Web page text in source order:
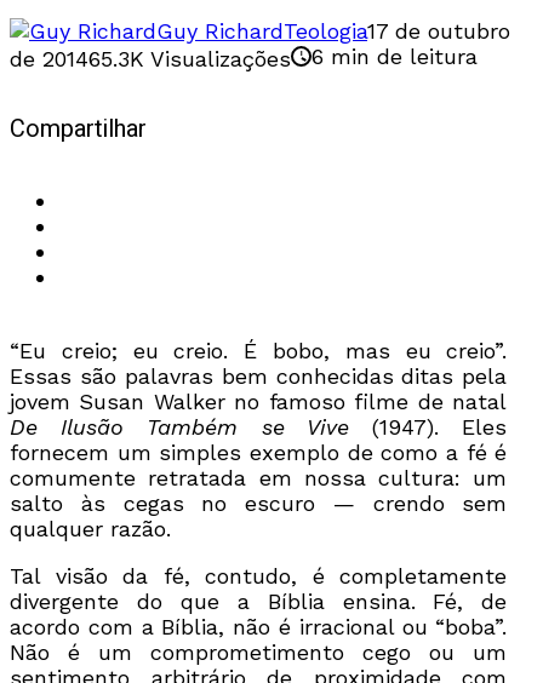
Guy RichardTeologia17 de outubro
de 201465.3K Visualizações 6 min de leitura
Compartilhar
“Eu creio; eu creio. É bobo, mas eu creio”.
Essas são palavras bem conhecidas ditas pela
jovem Susan Walker no famoso filme de natal
De Ilusão Também se Vive(1947). Eles
fornecem um simples exemplo de como a fé é
comumente retratada em nossa cultura: um
salto às cegas no escuro — crendo sem
qualquer razão.
Tal visão da fé, contudo, é completamente
divergente do que a Bíblia ensina. Fé, de
acordo com a Bíblia, não é irracional ou “boba”.
Não é um comprometimento cego ou um
sentimento arbitrário de proximidade com